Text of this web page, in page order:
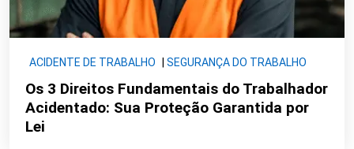
ACIDENTE DE TRABALHO SEGURANÇA DO TRABALHO
Os 3 Direitos Fundamentais do Trabalhador
Acidentado: Sua Proteção Garantida por
Lei